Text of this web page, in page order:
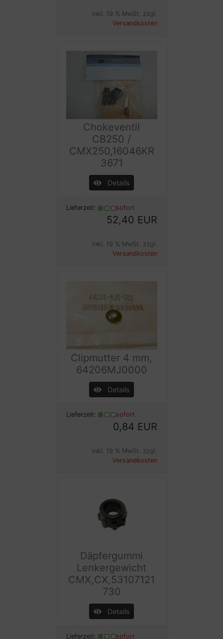
inkl. 19 % MwSt. zzgl.
Versandkosten
Chokeventil
CB250 /
CMX250,16046KR
3671
Details
Lieferzeit: sofort
52,40 EUR
inkl. 19 % MwSt. zzgl.
Versandkosten
Clipmutter 4 mm,
64206MJ0000
Details
Lieferzeit: sofort
0,84 EUR
inkl. 19 % MwSt. zzgl.
Versandkosten
Däpfergummi
Lenkergewicht
CMX,CX,53107121
730
Details
Lieferzeit: sofort